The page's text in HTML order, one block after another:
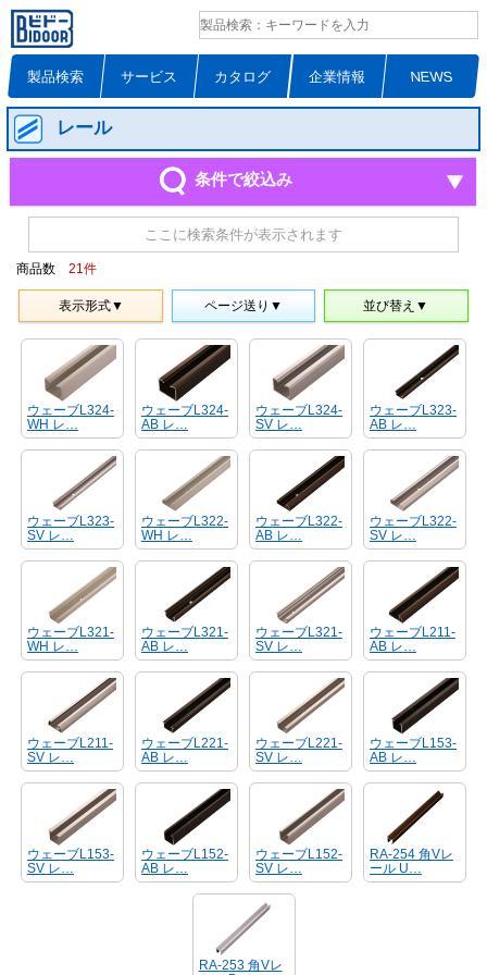
製品検索 サービス カタログ 企業情報 NEWS
レール
条件で絞込み
ここに検索条件が表示されます
商品数 21件
表示形式▼ ページ送り▼ 並び替え▼
ウェーブL324-
WH レ…
ウェーブL324-
AB レ…
ウェーブL324-
SV レ…
ウェーブL323-
AB レ…
ウェーブL323-
SV レ…
ウェーブL322-
WH レ…
ウェーブL322-
AB レ…
ウェーブL322-
SV レ…
ウェーブL321-
WH レ…
ウェーブL321-
AB レ…
ウェーブL321-
SV レ…
ウェーブL211-
AB レ…
ウェーブL211-
SV レ…
ウェーブL221-
AB レ…
ウェーブL221-
SV レ…
ウェーブL153-
AB レ…
ウェーブL153-
SV レ…
ウェーブL152-
AB レ…
ウェーブL152-
SV レ…
RA-254 角Vレ
ール U…
RA-253 角Vレ